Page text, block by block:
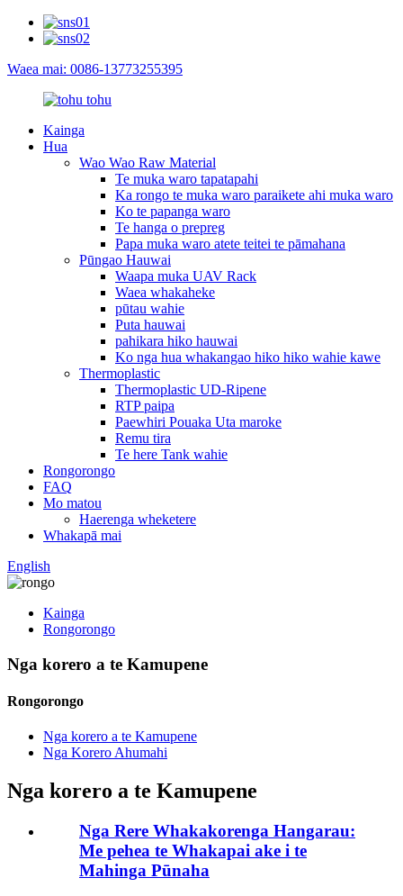
Waea mai: 0086-13773255395
Kainga
Hua
Wao Wao Raw Material
Te muka waro tapatapahi
Ka rongo te muka waro paraikete ahi muka waro
Ko te papanga waro
Te hanga o prepreg
Papa muka waro atete teitei te pāmahana
Pūngao Hauwai
Waapa muka UAV Rack
Waea whakaheke
pūtau wahie
Puta hauwai
pahikara hiko hauwai
Ko nga hua whakangao hiko hiko wahie kawe
Thermoplastic
Thermoplastic UD-Ripene
RTP paipa
Paewhiri Pouaka Uta maroke
Remu tira
Te here Tank wahie
Rongorongo
FAQ
Mo matou
Haerenga wheketere
Whakapā mai
English
Kainga
Rongorongo
Nga korero a te Kamupene
Rongorongo
Nga korero a te Kamupene
Nga Korero Ahumahi
Nga korero a te Kamupene
Nga Rere Whakakorenga Hangarau:
Me pehea te Whakapai ake i te
Mahinga Pūnaha